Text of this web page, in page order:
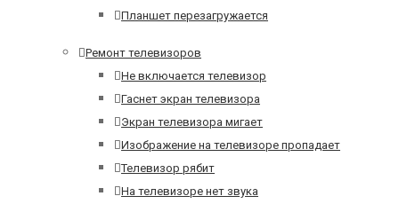
Планшет перезагружается
Ремонт телевизоров
Не включается телевизор
Гаснет экран телевизора
Экран телевизора мигает
Изображение на телевизоре пропадает
Телевизор рябит
На телевизоре нет звука